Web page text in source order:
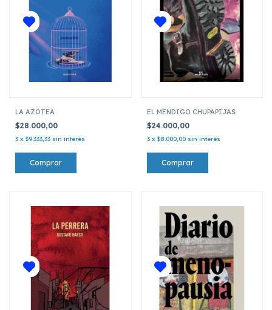
LA AZOTEA
$28.000,00
3 x $9.333,33 sin interés
EL MENDIGO CHUPAPIJAS
$24.000,00
3 x $8.000,00 sin interés